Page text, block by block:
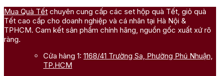
Mua Quà Tết chuyên cung cấp các set hộp quà Tết, giỏ quà
Tết cao cấp cho doanh nghiệp và cá nhân tại Hà Nội &
TPHCM. Cam kết sản phẩm chính hãng, nguồn gốc xuất xứ rõ
ràng.
Cửa hàng 1: 1168/41 Trường Sa, Phường Phú Nhuận,
TP.HCM